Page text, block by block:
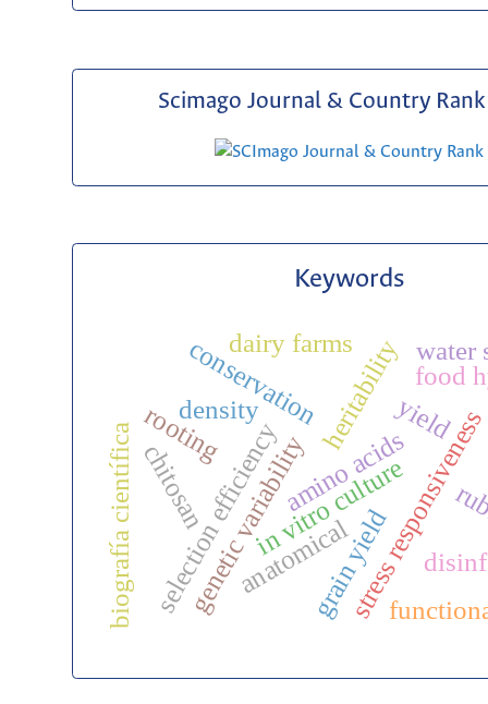
Scimago Journal & Country Rank
Keywords
genetic variability
heritability
selection efficiency stress responsiveness
yield
conservation
in vitro culture
rooting
dairy farms
food
biografía científica amino acids
chitosan
grain yield
water
anatomical
density